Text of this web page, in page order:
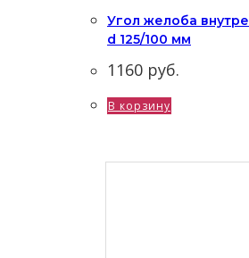
Угол желоба
d 125/100 мм
1160 руб.
В корзину